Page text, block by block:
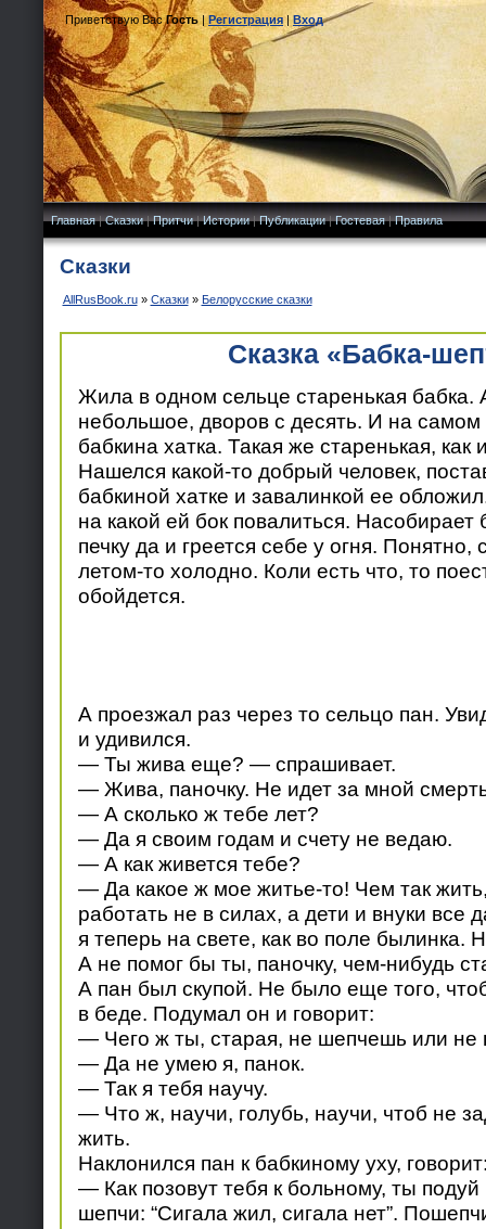
Приветствую Вас Гость|Регистрация|Вход
Главная|Сказки|Притчи|Истории|Публикации|Гостевая|Правила
Сказки
AllRusBook.ru» Сказки» Белорусские сказки
Сказка «Бабка-
Жила в одном сельце старенькая бабка.
небольшое, дворов с десять. И на самом
бабкина хатка. Такая же старенькая, как
Нашелся какой-то добрый человек,
бабкиной хатке и завалинкой ее
на какой ей бок повалиться. Насобирает
печку да и греется себе у огня. Понятно,
летом-то холодно. Коли есть что, то
обойдется.
А проезжал раз через то сельцо пан.
и удивился.
— Ты жива еще? — спрашивает.
— Жива, паночку. Не идет за мной
— А сколько ж тебе лет?
— Да я своим годам и счету не ведаю.
— А как живется тебе?
— Да какое ж мое житье-то! Чем так
работать не в силах, а дети и внуки все
я теперь на свете, как во поле былинка.
А не помог бы ты, паночку, чем-нибудь
А пан был скупой. Не было еще того,
в беде. Подумал он и говорит:
— Чего ж ты, старая, не шепчешь или не
— Да не умею я, панок.
— Так я тебя научу.
— Что ж, научи, голубь, научи, чтоб не
жить.
Наклонился пан к бабкиному уху,
— Как позовут тебя к больному, ты
шепчи: “Сигала жил, сигала нет”.